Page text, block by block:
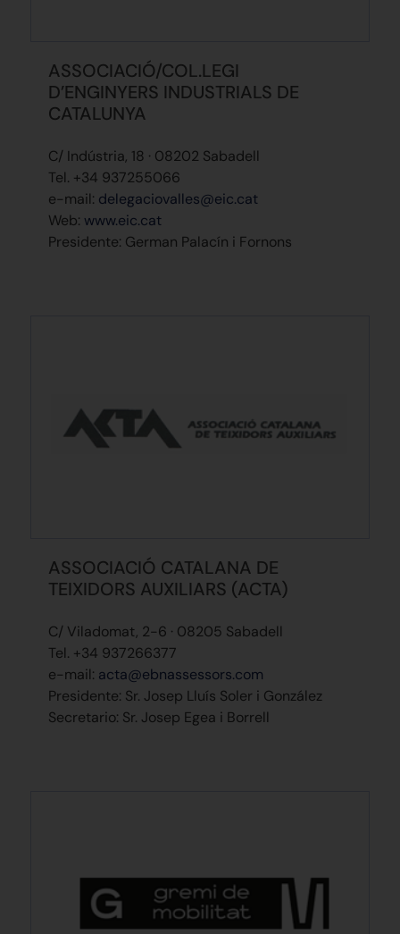
ASSOCIACIÓ/COL.LEGI
D’ENGINYERS INDUSTRIALS DE
CATALUNYA
C/ Indústria, 18 · 08202 Sabadell
Tel. +34 937255066
e-mail: delegaciovalles@eic.cat
Web: www.eic.cat
Presidente: German Palacín i Fornons
ASSOCIACIÓ CATALANA DE
TEIXIDORS AUXILIARS (ACTA)
C/ Viladomat, 2-6 · 08205 Sabadell
Tel. +34 937266377
e-mail: acta@ebnassessors.com
Presidente: Sr. Josep Lluís Soler i González
Secretario: Sr. Josep Egea i Borrell